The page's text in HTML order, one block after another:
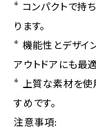
* コンパクトで持
ります。
* 機能性とデザイ
アウトドアにも最適
* 上質な素材を使
すめです。
注意事項: